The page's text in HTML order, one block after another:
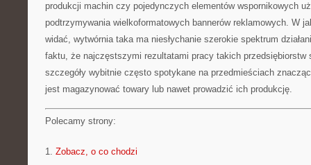
produkcji machin czy pojedynczych elementów wspornikowych
podtrzymywania wielkoformatowych bannerów reklamowych. W
widać, wytwórnia taka ma niesłychanie szerokie spektrum
faktu, że najczęstszymi rezultatami pracy takich przedsiębiorstw
szczegóły wybitnie często spotykane na przedmieściach
jest magazynować towary lub nawet prowadzić ich produkcję.
Polecamy strony:
1. Zobacz, o co chodzi